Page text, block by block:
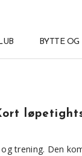
BYTTE OG
trening. Den